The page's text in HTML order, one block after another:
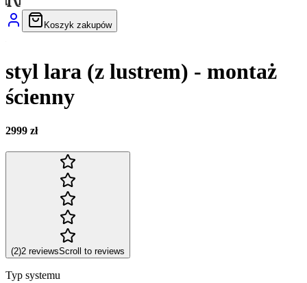
Koszyk zakupów
styl lara (z lustrem) - montaż
ścienny
2999 zł
(2)2 reviewsScroll to reviews
Typ systemu